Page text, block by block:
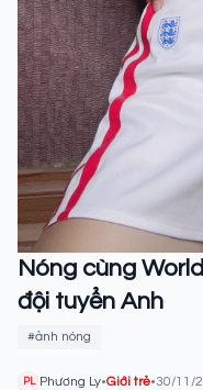
Nóng cùng
đội tuyển Anh
#ảnh nóng
PL Phương Ly•Giới trẻ•30/11/